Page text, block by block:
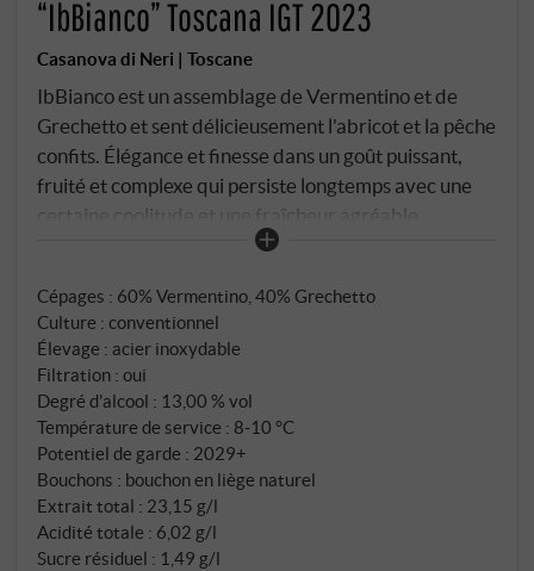
“IbBianco” Toscana IGT 2023
Casanova di Neri | Toscane
IbBianco est un assemblage de Vermentino et de
Grechetto et sent délicieusement l'abricot et la pêche
confits. Élégance et finesse dans un goût puissant,
fruité et complexe qui persiste longtemps avec une
certaine coolitude et une fraîcheur agréable.
Cépages : 60% Vermentino, 40% Grechetto
Culture : conventionnel
Élevage : acier inoxydable
Filtration : oui
Degré d'alcool : 13,00 % vol
Température de service : 8‑10 °C
Potentiel de garde : 2029+
Bouchons : bouchon en liège naturel
Extrait total : 23,15 g/l
Acidité totale : 6,02 g/l
Sucre résiduel : 1,49 g/l